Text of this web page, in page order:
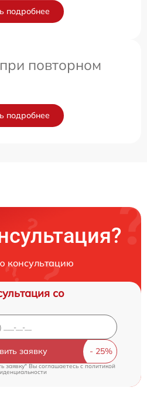
подробнее
повторном
подробнее
консультацию
со
заявку
заявку" Вы соглашаетесь c политикой